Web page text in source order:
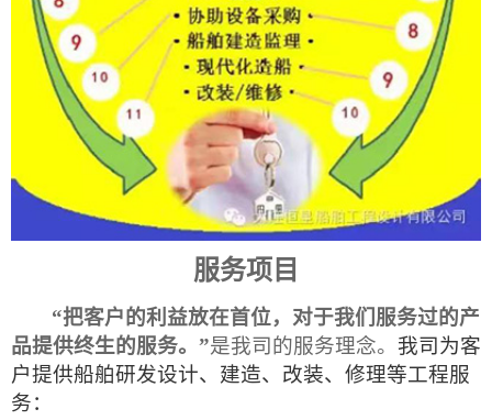
服务项目
“把客户的利益放在首位，对于我们服务过的产
品提供终生的服务。”是我司的服务理念。 我司为客
户提供船舶研发设计、建造、改装、修理等工程服
务：